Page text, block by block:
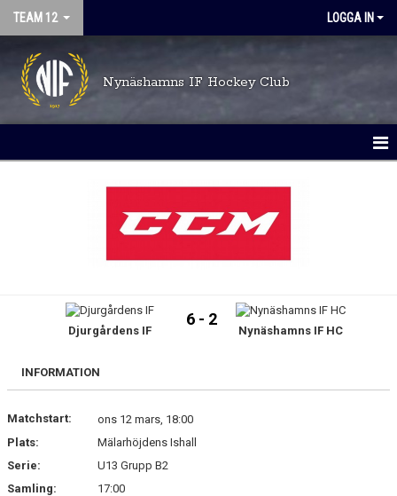
TEAM 12 LOGGA IN
Nynäshamns IF Hockey Club
TRUPPEN
BÅSGRUPPER
KONTAKT
Djurgårdens IF
6 - 2
Nynäshamns IF HC
INFORMATION
Matchstart:
ons 12 mars, 18:00
Plats:
Mälarhöjdens Ishall
Serie:
U13 Grupp B2
Samling:
17:00